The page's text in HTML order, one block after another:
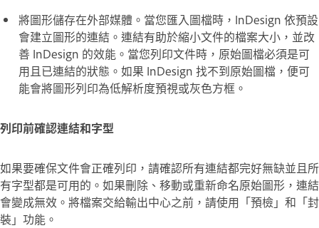
將圖形儲存在外部媒體。當您匯入圖檔時，InDesign 依預設
會建立圖形的連結。連結有助於縮小文件的檔案大小，並改
善 InDesign 的效能。當您列印文件時，原始圖檔必須是可
用且已連結的狀態。如果 InDesign 找不到原始圖檔，便可
能會將圖形列印為低解析度預視或灰色方框。
列印前確認連結和字型
如果要確保文件會正確列印，請確認所有連結都完好無缺並且所
有字型都是可用的。如果刪除、移動或重新命名原始圖形，連結
會變成無效。將檔案交給輸出中心之前，請使用「預檢」和「封
裝」功能。